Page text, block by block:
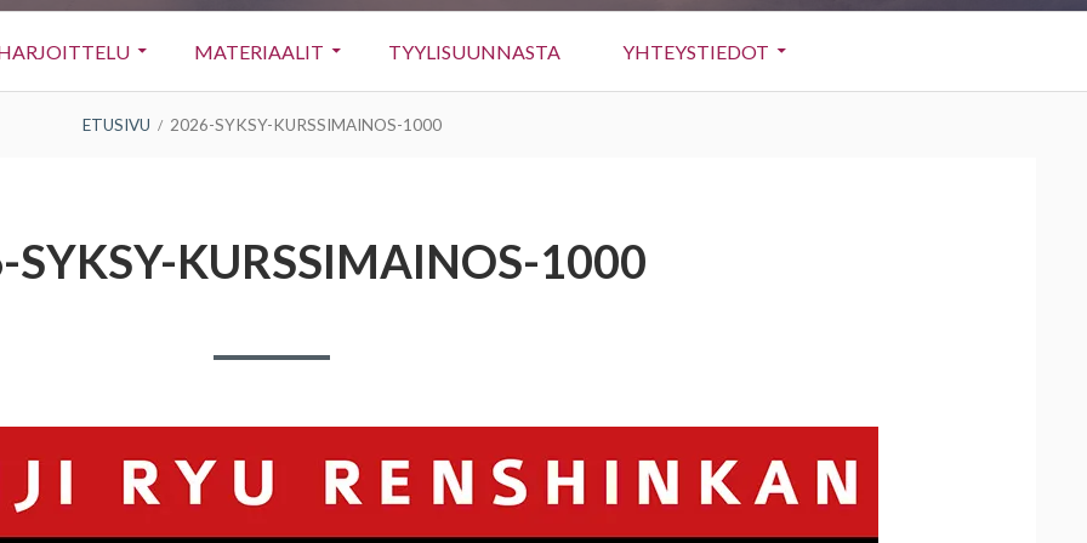
MATERIAALIT TYYLISUUNNASTA YHTEYSTIEDOT
ETUSIVU 2026-SYKSY-KURSSIMAINOS-1000
SYKSY-KURSSIMAINOS-1000